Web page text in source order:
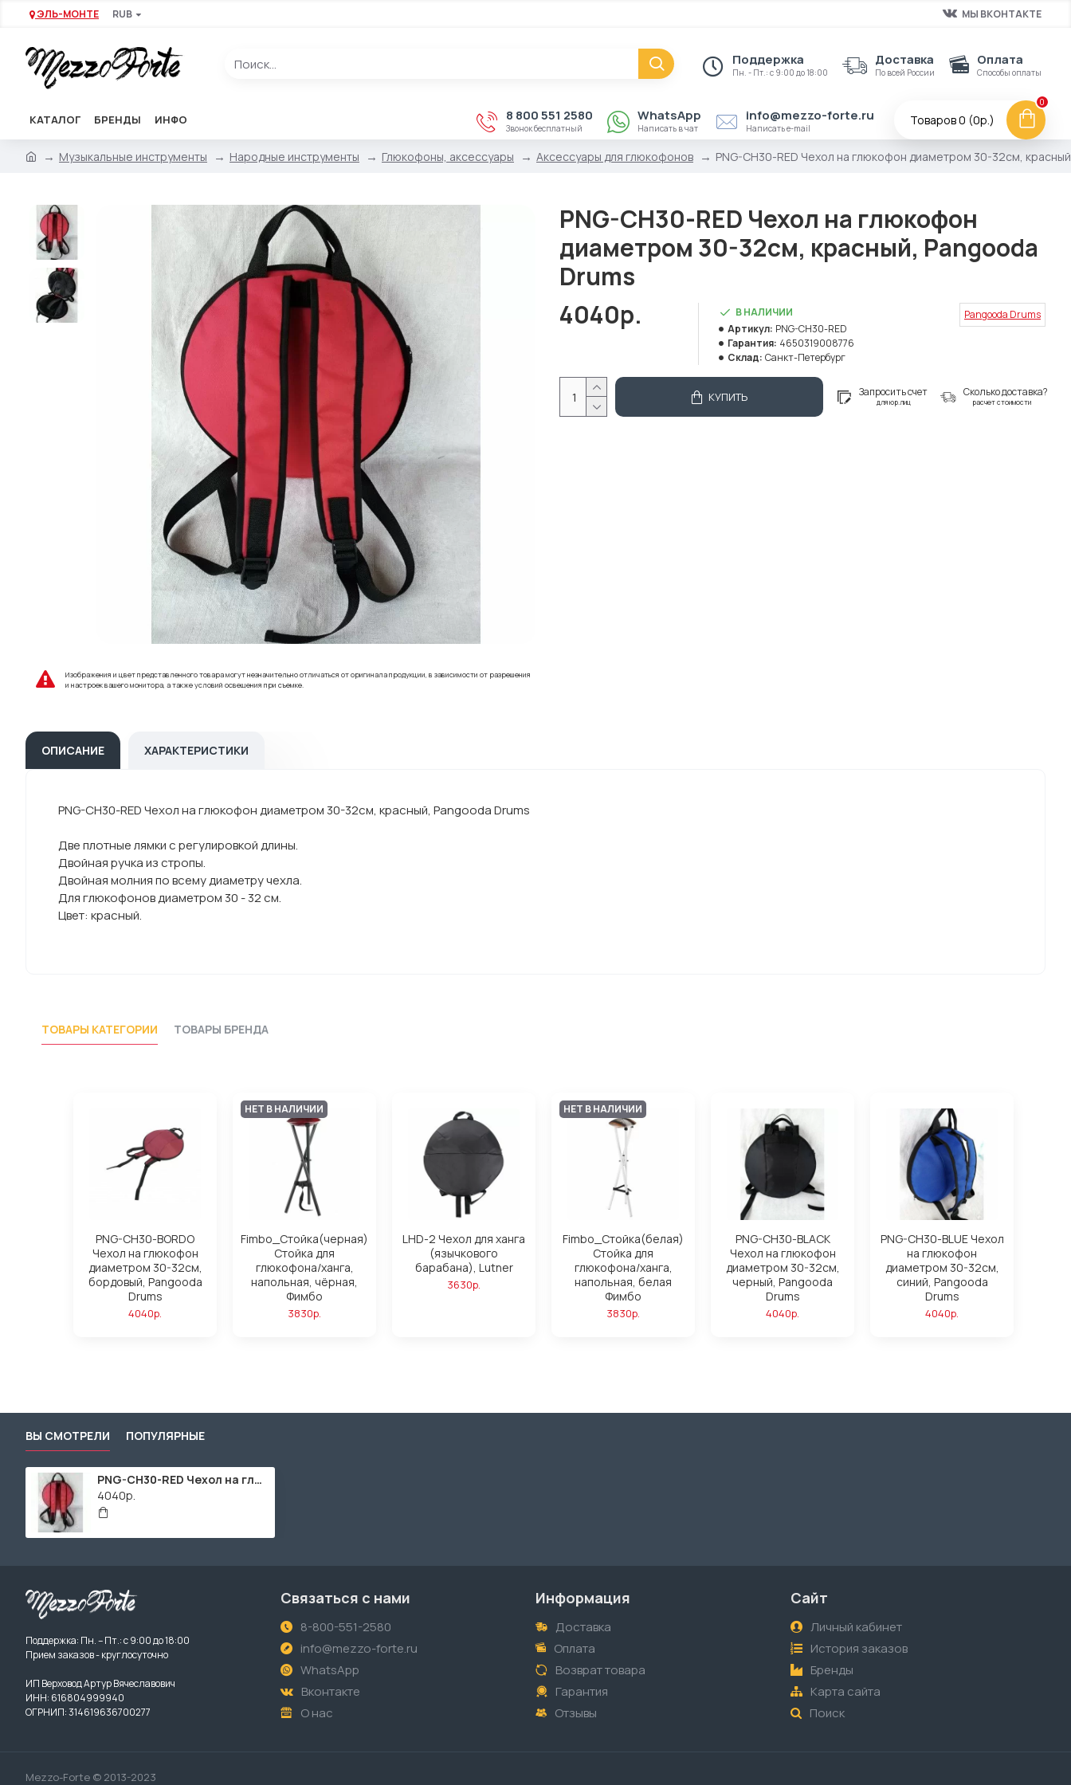
ЭЛЬ-МОНТЕ RUB МЫ ВКОНТАКТЕ
Поддержка
Пн. - Пт.: с 9:00 до 18:00
Доставка
По всей России
Оплата
Способы оплаты
КАТАЛОГ БРЕНДЫ ИНФО 8 800 551 2580
Звонок бесплатный
WhatsApp
Написать в чат
info@mezzo-forte.ru
Написать e-mail
Товаров 0 (0р.)
0
Музыкальные инструменты Народные инструменты Глюкофоны, аксессуары Аксессуары для глюкофонов PNG-CH30-RED Чехол на глюкофон диаметром 30-32см,
Изображения и цвет представленного товара могут незначительно отличаться от оригинала продукции, в зависимости от разрешения
и настроек вашего монитора, а также условий освещения при съемке.
PNG-CH30-RED Чехол на глюкофон
диаметром 30-32см, красный, Pangooda
Drums
4040р.
В НАЛИЧИИ
Артикул: PNG-CH30-RED
Гарантия: 4650319008776
Склад: Санкт-Петербург
Pangooda Drums
КУПИТЬ Запросить счет
для юр.лиц
Сколько доставка?
расчет стоимости
ОПИСАНИЕ ХАРАКТЕРИСТИКИ
PNG-CH30-RED Чехол на глюкофон диаметром 30-32см, красный, Pangooda Drums
Две плотные лямки с регулировкой длины.
Двойная ручка из стропы.
Двойная молния по всему диаметру чехла.
Для глюкофонов диаметром 30 - 32 см.
Цвет: красный.
ТОВАРЫ КАТЕГОРИИ ТОВАРЫ БРЕНДА
PNG-CH30-BORDO
Чехол на глюкофон
диаметром 30-32см,
бордовый, Pangooda
Drums
4040р.
НЕТ В НАЛИЧИИ
Fimbo_Стойка(черная)
Стойка для
глюкофона/ханга,
напольная, чёрная,
Фимбо
3830р.
LHD-2 Чехол для ханга
(язычкового
барабана), Lutner
3630р.
НЕТ В НАЛИЧИИ
Fimbo_Стойка(белая)
Стойка для
глюкофона/ханга,
напольная, белая
Фимбо
3830р.
PNG-CH30-BLACK
Чехол на глюкофон
диаметром 30-32см,
черный, Pangooda
Drums
4040р.
PNG-CH30-BLUE Чехол
на глюкофон
диаметром 30-32см,
синий, Pangooda
Drums
4040р.
ВЫ СМОТРЕЛИ ПОПУЛЯРНЫЕ
PNG-CH30-RED Чехол на глюкофон диаметром 30-32см, красный, Pangooda Drums
4040р.
Поддержка: Пн. – Пт.: с 9:00 до 18:00
Прием заказов - круглосуточно
ИП Верховод Артур Вячеславович
ИНН: 616804999940
ОГРНИП: 314619636700277
Связаться с нами
8-800-551-2580
info@mezzo-forte.ru
WhatsApp
Вконтакте
О нас
Информация
Доставка
Оплата
Возврат товара
Гарантия
Отзывы
Сайт
Личный кабинет
История заказов
Бренды
Карта сайта
Поиск
Mezzo-Forte © 2013-2023